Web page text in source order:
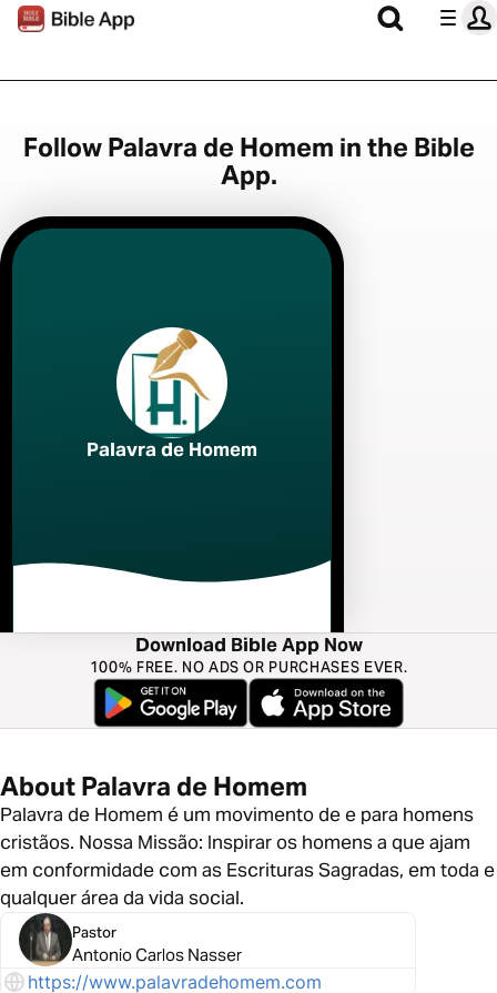
Follow Palavra de Homem in the Bible
App.
Palavra de Homem
Download Bible App Now
100% FREE. NO ADS OR PURCHASES EVER.
About Palavra de Homem
Palavra de Homem é um movimento de e para homens
cristãos. Nossa Missão: Inspirar os homens a que ajam
em conformidade com as Escrituras Sagradas, em toda e
qualquer área da vida social.
Pastor
Antonio Carlos Nasser
https://www.palavradehomem.com